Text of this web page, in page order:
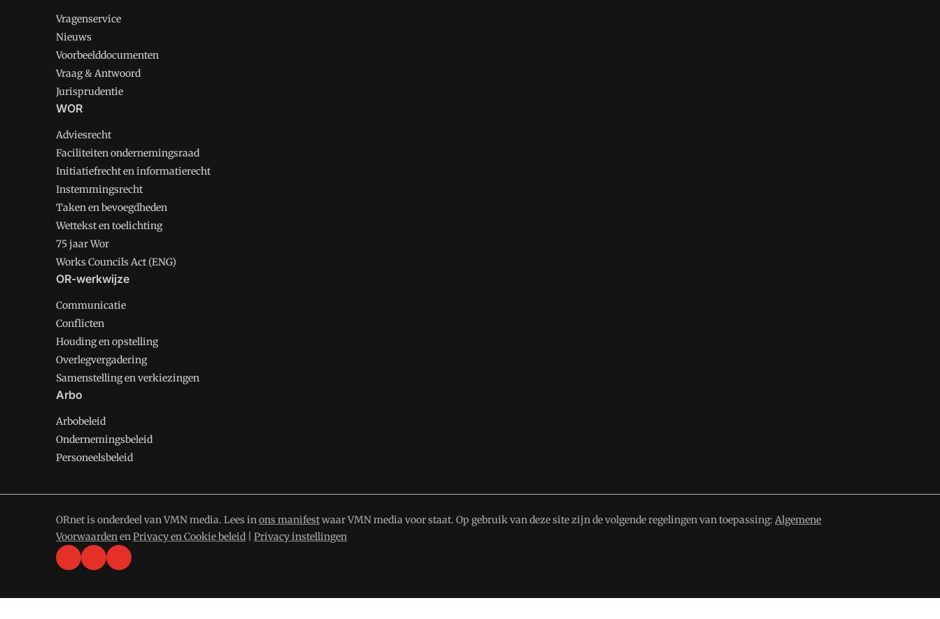
Vragenservice
Nieuws
Voorbeelddocumenten
Vraag & Antwoord
Jurisprudentie
WOR
Adviesrecht
Faciliteiten ondernemingsraad
Initiatiefrecht en informatierecht
Instemmingsrecht
Taken en bevoegdheden
Wettekst en toelichting
75 jaar Wor
Works Councils Act (ENG)
OR-werkwijze
Communicatie
Conflicten
Houding en opstelling
Overlegvergadering
Samenstelling en verkiezingen
Arbo
Arbobeleid
Ondernemingsbeleid
Personeelsbeleid
ORnet is onderdeel van VMN media. Lees inons manifestwaar VMN media voor staat. Op gebruik van deze site zijn de volgende regelingen van toepassing: Algemene
VoorwaardenenPrivacy en Cookie beleid Privacy instellingen